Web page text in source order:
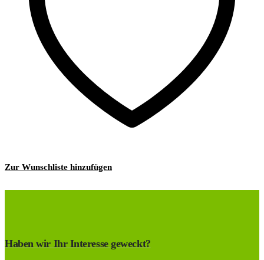
Zur Wunschliste hinzufügen
Haben wir Ihr Interesse geweckt?